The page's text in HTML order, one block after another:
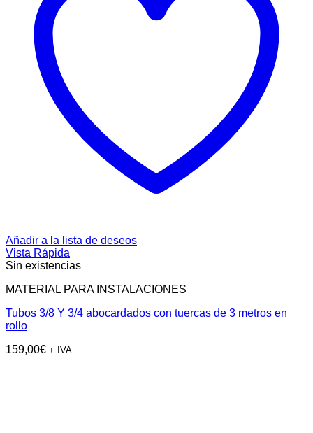
Añadir a la lista de deseos
Vista Rápida
Sin existencias
MATERIAL PARA INSTALACIONES
Tubos 3/8 Y 3/4 abocardados con tuercas de 3 metros en
rollo
159,00€ + IVA